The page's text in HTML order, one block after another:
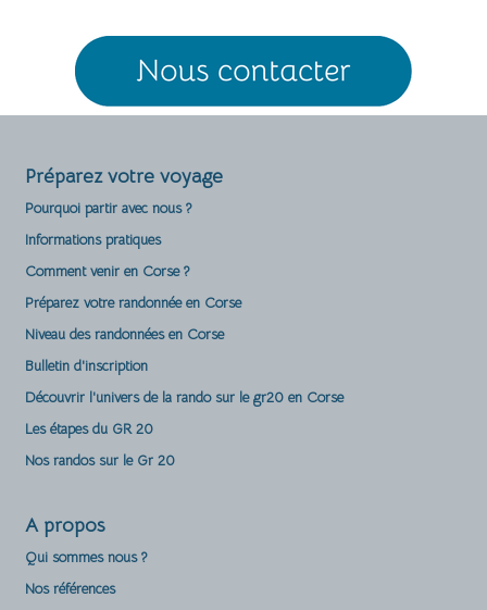
Préparez votre voyage
Pourquoi partir avec nous ?
Informations pratiques
Comment venir en Corse ?
Préparez votre randonnée en Corse
Niveau des randonnées en Corse
Bulletin d'inscription
Découvrir l'univers de la rando sur le gr20 en Corse
Les étapes du GR 20
Nos randos sur le Gr 20
A propos
Qui sommes nous ?
Nos références